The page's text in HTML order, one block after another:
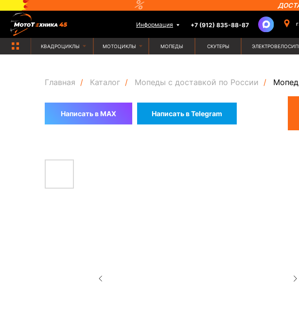
Информация +7 (912) 835-88-87 г. Курган,
ДОСТАВКА ПО
Главная / Каталог / Мопеды с доставкой по России / Мопед
Написать в MAX Написать в Telegram